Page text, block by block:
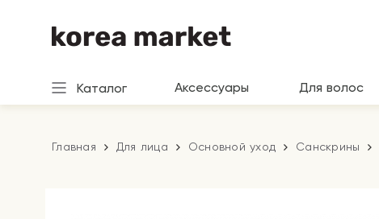
Каталог Аксессуары Для волос
Главная Для лица Основной уход Санскрины